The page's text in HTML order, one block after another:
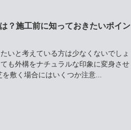
？施工前に知っておきたいポイン
いと考えている方は少なくないでしょ
も外構をナチュラルな印象に変身させ
敷く場合にはいくつか注意...